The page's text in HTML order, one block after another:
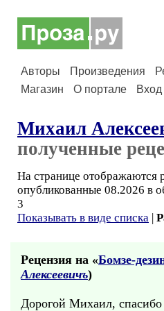
Авторы Произведения
Магазин
О портале Вход
Михаил
полученные
На странице отображаются
опубликованные 08.2026 в
3
Показывать в виде списка |
Рецензия на «Бомзе-
Алексеевичъ)
Дорогой Михаил, спасибо